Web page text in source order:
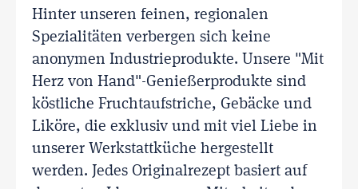
Hinter unseren feinen, regionalen
Spezialitäten verbergen sich keine
anonymen Industrieprodukte. Unsere "Mit
Herz von Hand"-Genießerprodukte sind
köstliche Fruchtaufstriche, Gebäcke und
Liköre, die exklusiv und mit viel Liebe in
unserer Werkstattküche hergestellt
werden. Jedes Originalrezept basiert auf